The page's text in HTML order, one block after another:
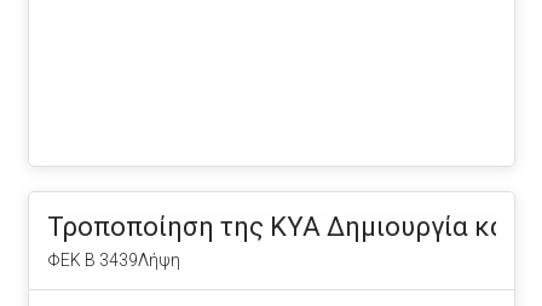
Τροποποίηση της ΚΥΑ Δημιουργία και
ΦΕΚ Β 3439Λήψη